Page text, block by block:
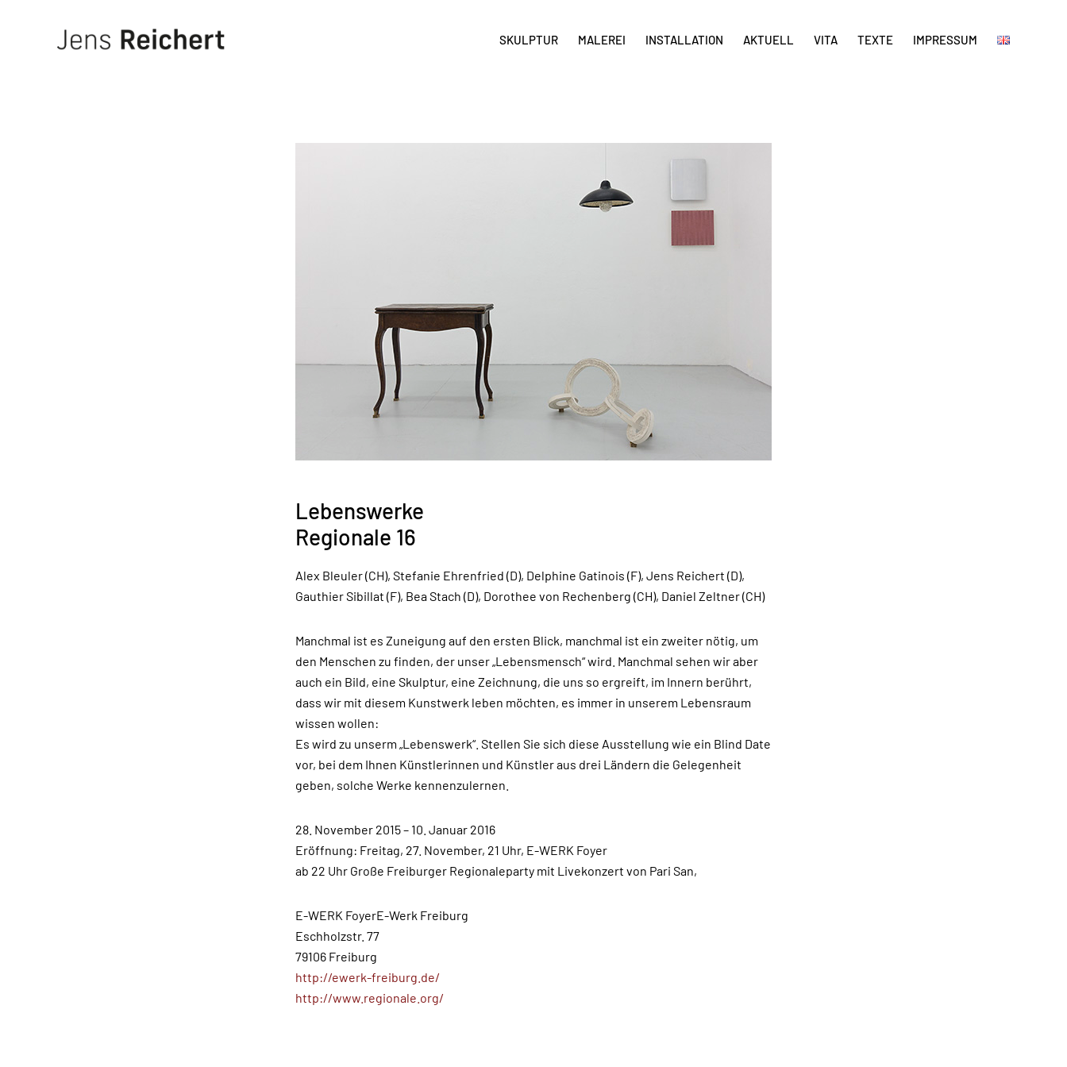
SKULPTUR MALEREI INSTALLATION AKTUELL VITA TEXTE IMPRESSUM
Lebenswerke
Regionale 16
Alex Bleuler (CH), Stefanie Ehrenfried (D), Delphine Gatinois (F), Jens Reichert (D),
Gauthier Sibillat (F), Bea Stach (D), Dorothee von Rechenberg (CH), Daniel Zeltner (CH)
Manchmal ist es Zuneigung auf den ersten Blick, manchmal ist ein zweiter nötig, um
den Menschen zu finden, der unser „Lebensmensch“ wird. Manchmal sehen wir aber
auch ein Bild, eine Skulptur, eine Zeichnung, die uns so ergreift, im Innern berührt,
dass wir mit diesem Kunstwerk leben möchten, es immer in unserem Lebensraum
wissen wollen:
Es wird zu unserm „Lebenswerk“. Stellen Sie sich diese Ausstellung wie ein Blind Date
vor, bei dem Ihnen Künstlerinnen und Künstler aus drei Ländern die Gelegenheit
geben, solche Werke kennenzulernen.
28. November 2015 – 10. Januar 2016
Eröffnung: Freitag, 27. November, 21 Uhr, E-WERK Foyer
ab 22 Uhr Große Freiburger Regionaleparty mit Livekonzert von Pari San,
E-WERK FoyerE-Werk Freiburg
Eschholzstr. 77
79106 Freiburg
http://ewerk-freiburg.de/
http://www.regionale.org/